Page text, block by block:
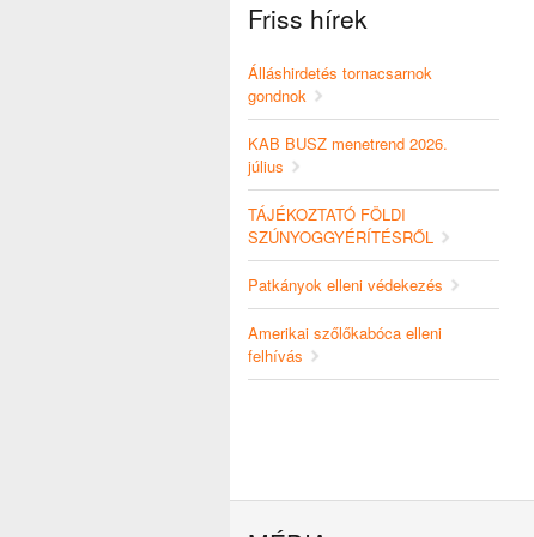
Friss hírek
Álláshirdetés tornacsarnok
gondnok
KAB BUSZ menetrend 2026.
július
TÁJÉKOZTATÓ FÖLDI
SZÚNYOGGYÉRÍTÉSRŐL
Patkányok elleni védekezés
Amerikai szőlőkabóca elleni
felhívás